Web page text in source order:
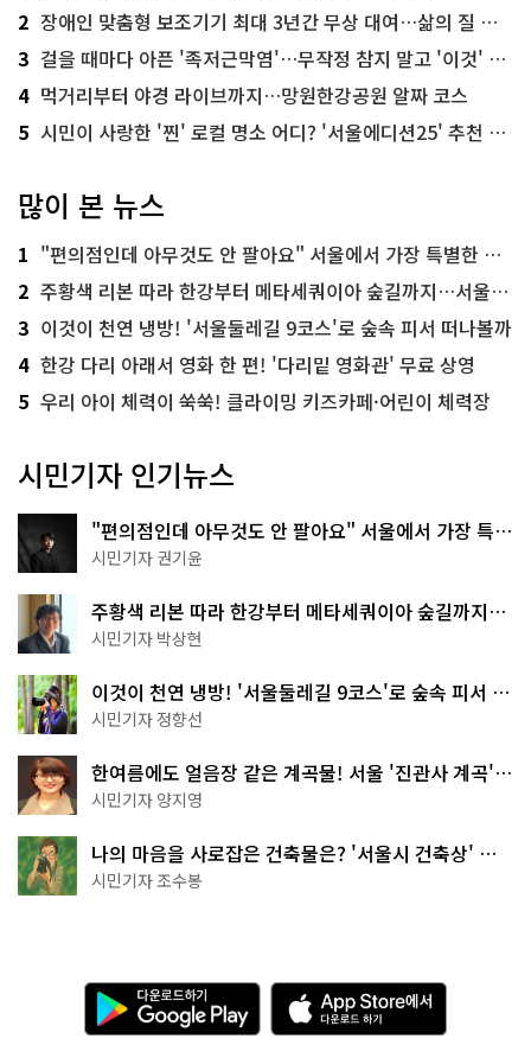
2 장애인 맞춤형 보조기기 최대 3년간 무상 대여…삶의 질 높인다
3 걸을 때마다 아픈 '족저근막염'…무작정 참지 말고 '이것' 해보세요!
4 먹거리부터 야경 라이브까지…망원한강공원 알짜 코스
5 시민이 사랑한 '찐' 로컬 명소 어디? '서울에디션25' 추천 코스
많이 본 뉴스
1 "편의점인데 아무것도 안 팔아요" 서울에서 가장 특별한 편의점의 정체
2 주황색 리본 따라 한강부터 메타세쿼이아 숲길까지…서울둘레길 15코스
3 이것이 천연 냉방! '서울둘레길 9코스'로 숲속 피서 떠나볼까
4 한강 다리 아래서 영화 한 편! '다리밑 영화관' 무료 상영
5 우리 아이 체력이 쑥쑥! 클라이밍 키즈카페·어린이 체력장
시민기자 인기뉴스
"편의점인데 아무것도 안 팔아요" 서울에서 가장 특별
한 편의점의 정체
시민기자 권기윤
주황색 리본 따라 한강부터 메타세쿼이아 숲길까지…
서울둘레길 15코스
시민기자 박상현
이것이 천연 냉방! '서울둘레길 9코스'로 숲속 피서 떠
나볼까
시민기자 정향선
한여름에도 얼음장 같은 계곡물! 서울 '진관사 계곡'이
천국이네~
시민기자 양지영
나의 마음을 사로잡은 건축물은? '서울시 건축상' 수
상작 공개!
시민기자 조수봉
다
운
로
A
p
p